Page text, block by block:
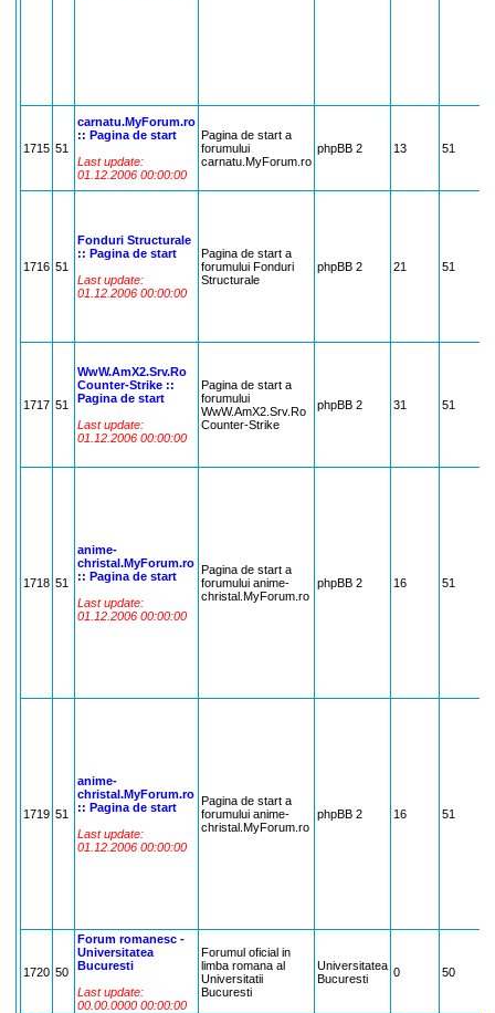
1715 51
carnatu.MyForum.ro
:: Pagina de start
Last update:
01.12.2006 00:00:00
Pagina de start a
forumului
carnatu.MyForum.ro
phpBB 2 13 51
1716 51
Fonduri Structurale
:: Pagina de start
Last update:
01.12.2006 00:00:00
Pagina de start a
forumului Fonduri
Structurale
phpBB 2 21 51
1717 51
WwW.AmX2.Srv.Ro
Counter-Strike ::
Pagina de start
Last update:
01.12.2006 00:00:00
Pagina de start a
forumului
WwW.AmX2.Srv.Ro
Counter-Strike
phpBB 2 31 51
1718 51
anime-
christal.MyForum.ro
:: Pagina de start
Last update:
01.12.2006 00:00:00
Pagina de start a
forumului anime-
christal.MyForum.ro
phpBB 2 16 51
1719 51
anime-
christal.MyForum.ro
:: Pagina de start
Last update:
01.12.2006 00:00:00
Pagina de start a
forumului anime-
christal.MyForum.ro
phpBB 2 16 51
1720 50
Forum romanesc -
Universitatea
Bucuresti
Last update:
00.00.0000 00:00:00
Forumul oficial in
limba romana al
Universitatii
Bucuresti
Universitatea
Bucuresti
0 50